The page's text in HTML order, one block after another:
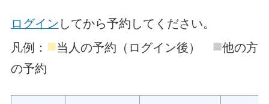
ログイン してから予約してください。
凡例： ■当人の予約（ログイン後） ■他の方
の予約